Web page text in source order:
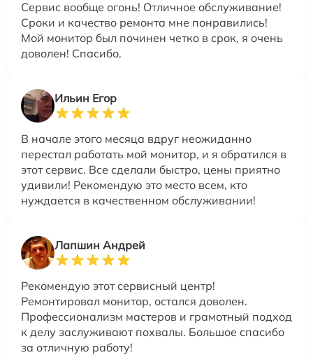
Сервис вообще огонь! Отличное обслуживание!
Сроки и качество ремонта мне понравились!
Мой монитор был починен четко в срок, я очень
доволен! Спасибо.
Ильин Егор
В начале этого месяца вдруг неожиданно
перестал работать мой монитор, и я обратился в
этот сервис. Все сделали быстро, цены приятно
удивили! Рекомендую это место всем, кто
нуждается в качественном обслуживании!
Лапшин Андрей
Рекомендую этот сервисный центр!
Ремонтировал монитор, остался доволен.
Профессионализм мастеров и грамотный подход
к делу заслуживают похвалы. Большое спасибо
за отличную работу!